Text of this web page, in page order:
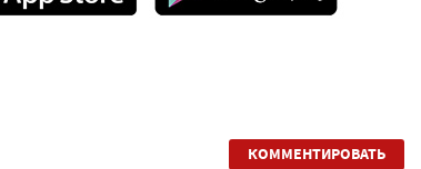
КОММЕНТИРОВАТЬ